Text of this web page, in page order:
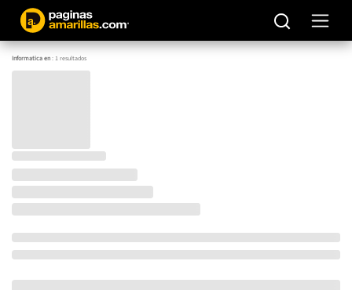
Informatica en:1resultados